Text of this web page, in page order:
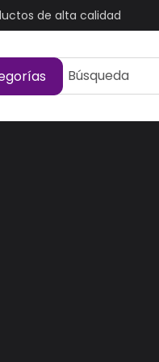
de alta calidad
Búsqueda